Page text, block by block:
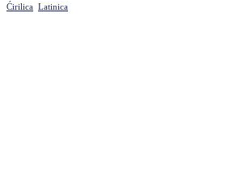
Ćirilica Latinica